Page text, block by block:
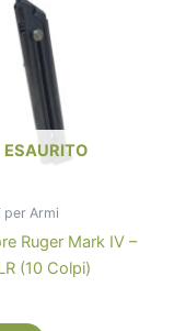
ESAURITO
per Armi
Ruger Mark IV –
(10 Colpi)